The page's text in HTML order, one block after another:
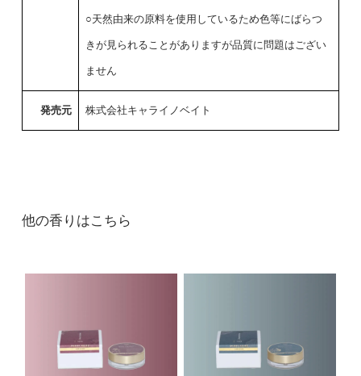
○天然由来の原料を使用しているため色等にばらつ
きが見られることがありますが品質に問題はござい
ません
発売元 株式会社キャライノベイト
他の香りはこちら